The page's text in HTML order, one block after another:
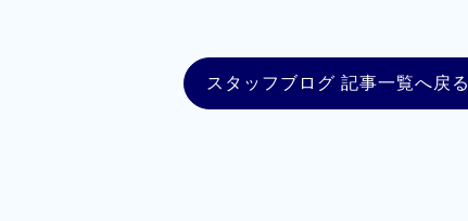
スタッフブログ 記事一覧へ戻る